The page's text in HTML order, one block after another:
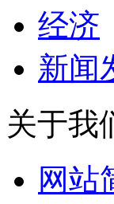
经济
新闻
关于我
网站